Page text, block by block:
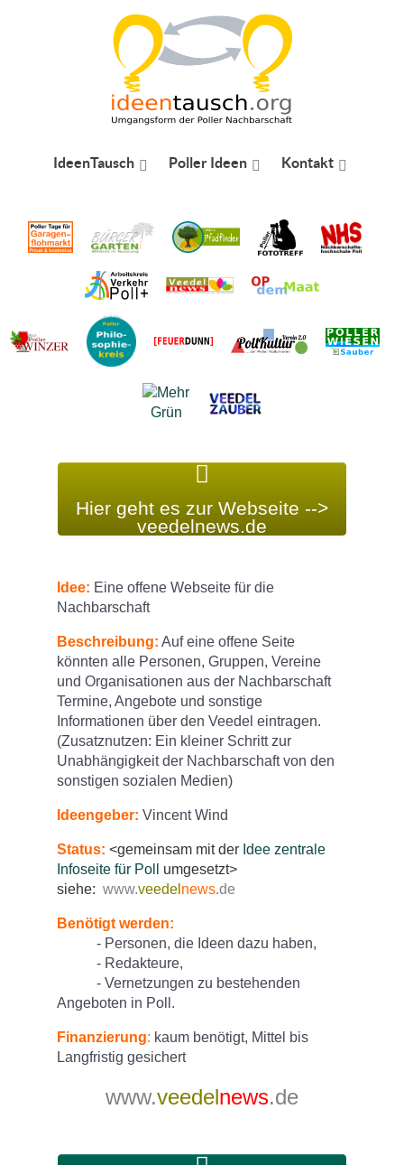
IdeenTausch Poller Ideen Kontakt
Hier geht es zur Webseite -->
veedelnews.de
Idee: Eine offene Webseite für die
Nachbarschaft
Beschreibung: Auf eine offene Seite
könnten alle Personen, Gruppen, Vereine
und Organisationen aus der Nachbarschaft
Termine, Angebote und sonstige
Informationen über den Veedel eintragen.
(Zusatznutzen: Ein kleiner Schritt zur
Unabhängigkeit der Nachbarschaft von den
sonstigen sozialen Medien)
Ideengeber: Vincent Wind
Status: <gemeinsam mit der Idee zentrale
Infoseite für Poll
umgesetzt>
siehe: www.veedel news.de
Benötigt werden:
- Personen, die Ideen dazu haben,
- Redakteure,
- Vernetzungen zu bestehenden
Angeboten in Poll.
Finanzierung: kaum benötigt, Mittel bis
Langfristig gesichert
www.veedelnews.de